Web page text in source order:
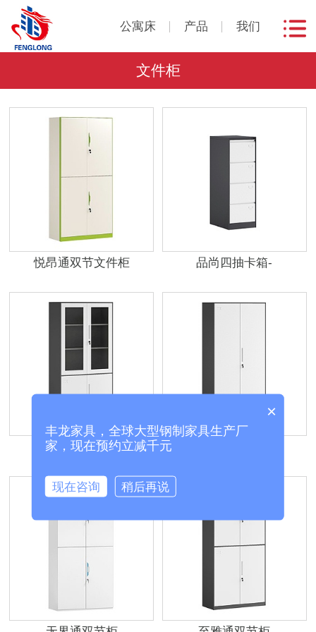
公寓床 产品 我们
文件柜
悦昂通双节文件柜 品尚四抽卡箱-
至雅大器械柜
×
丰龙家具，全球大型钢制家具生产厂
家，现在预约立减千元
现在咨询 稍后再说